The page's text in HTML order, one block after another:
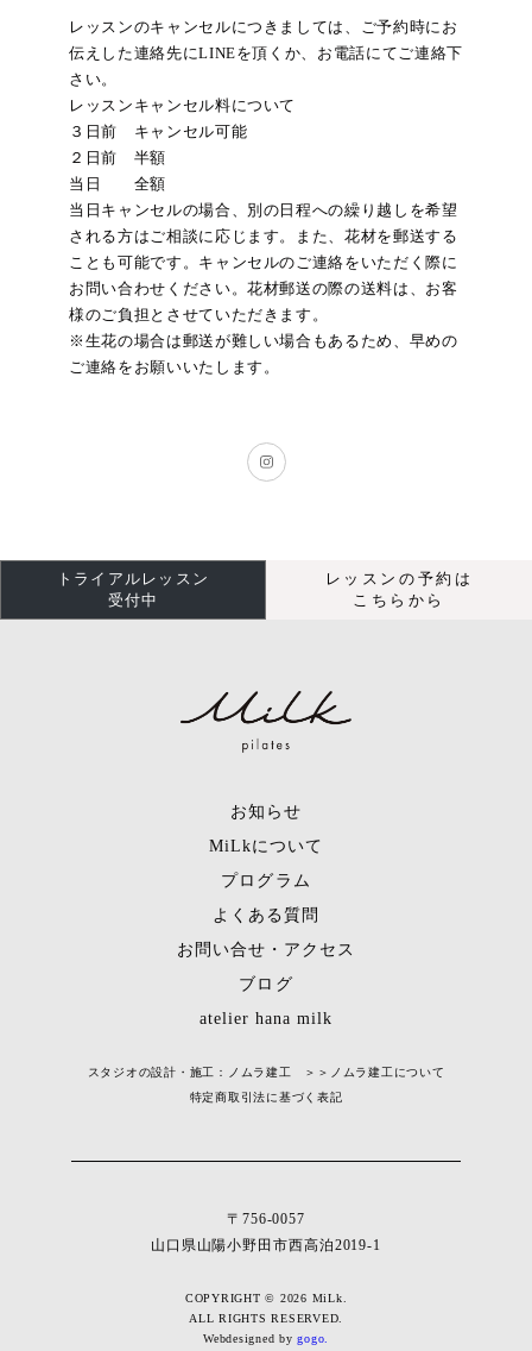
レッスンのキャンセルにつきましては、ご予約時にお
伝えした連絡先にLINEを頂くか、お電話にてご連絡下
さい。
レッスンキャンセル料について
３日前 キャンセル可能
２日前 半額
当日 全額
当日キャンセルの場合、別の日程への繰り越しを希望
される方はご相談に応じます。また、花材を郵送する
ことも可能です。キャンセルのご連絡をいただく際に
お問い合わせください。花材郵送の際の送料は、お客
様のご負担とさせていただきます。
※生花の場合は郵送が難しい場合もあるため、早めの
ご連絡をお願いいたします。
トライアルレッスン
受付中
レッスンの予約は
こちらから
お知らせ
MiLkについて
プログラム
よくある質問
お問い合せ・アクセス
ブログ
atelier hana milk
スタジオの設計・施工：ノムラ建工 ＞＞ ノムラ建工について
特定商取引法に基づく表記
〒756-0057
山口県山陽小野田市西高泊2019-1
COPYRIGHT © 2026 MiLk.
ALL RIGHTS RESERVED.
Webdesigned bygogo.